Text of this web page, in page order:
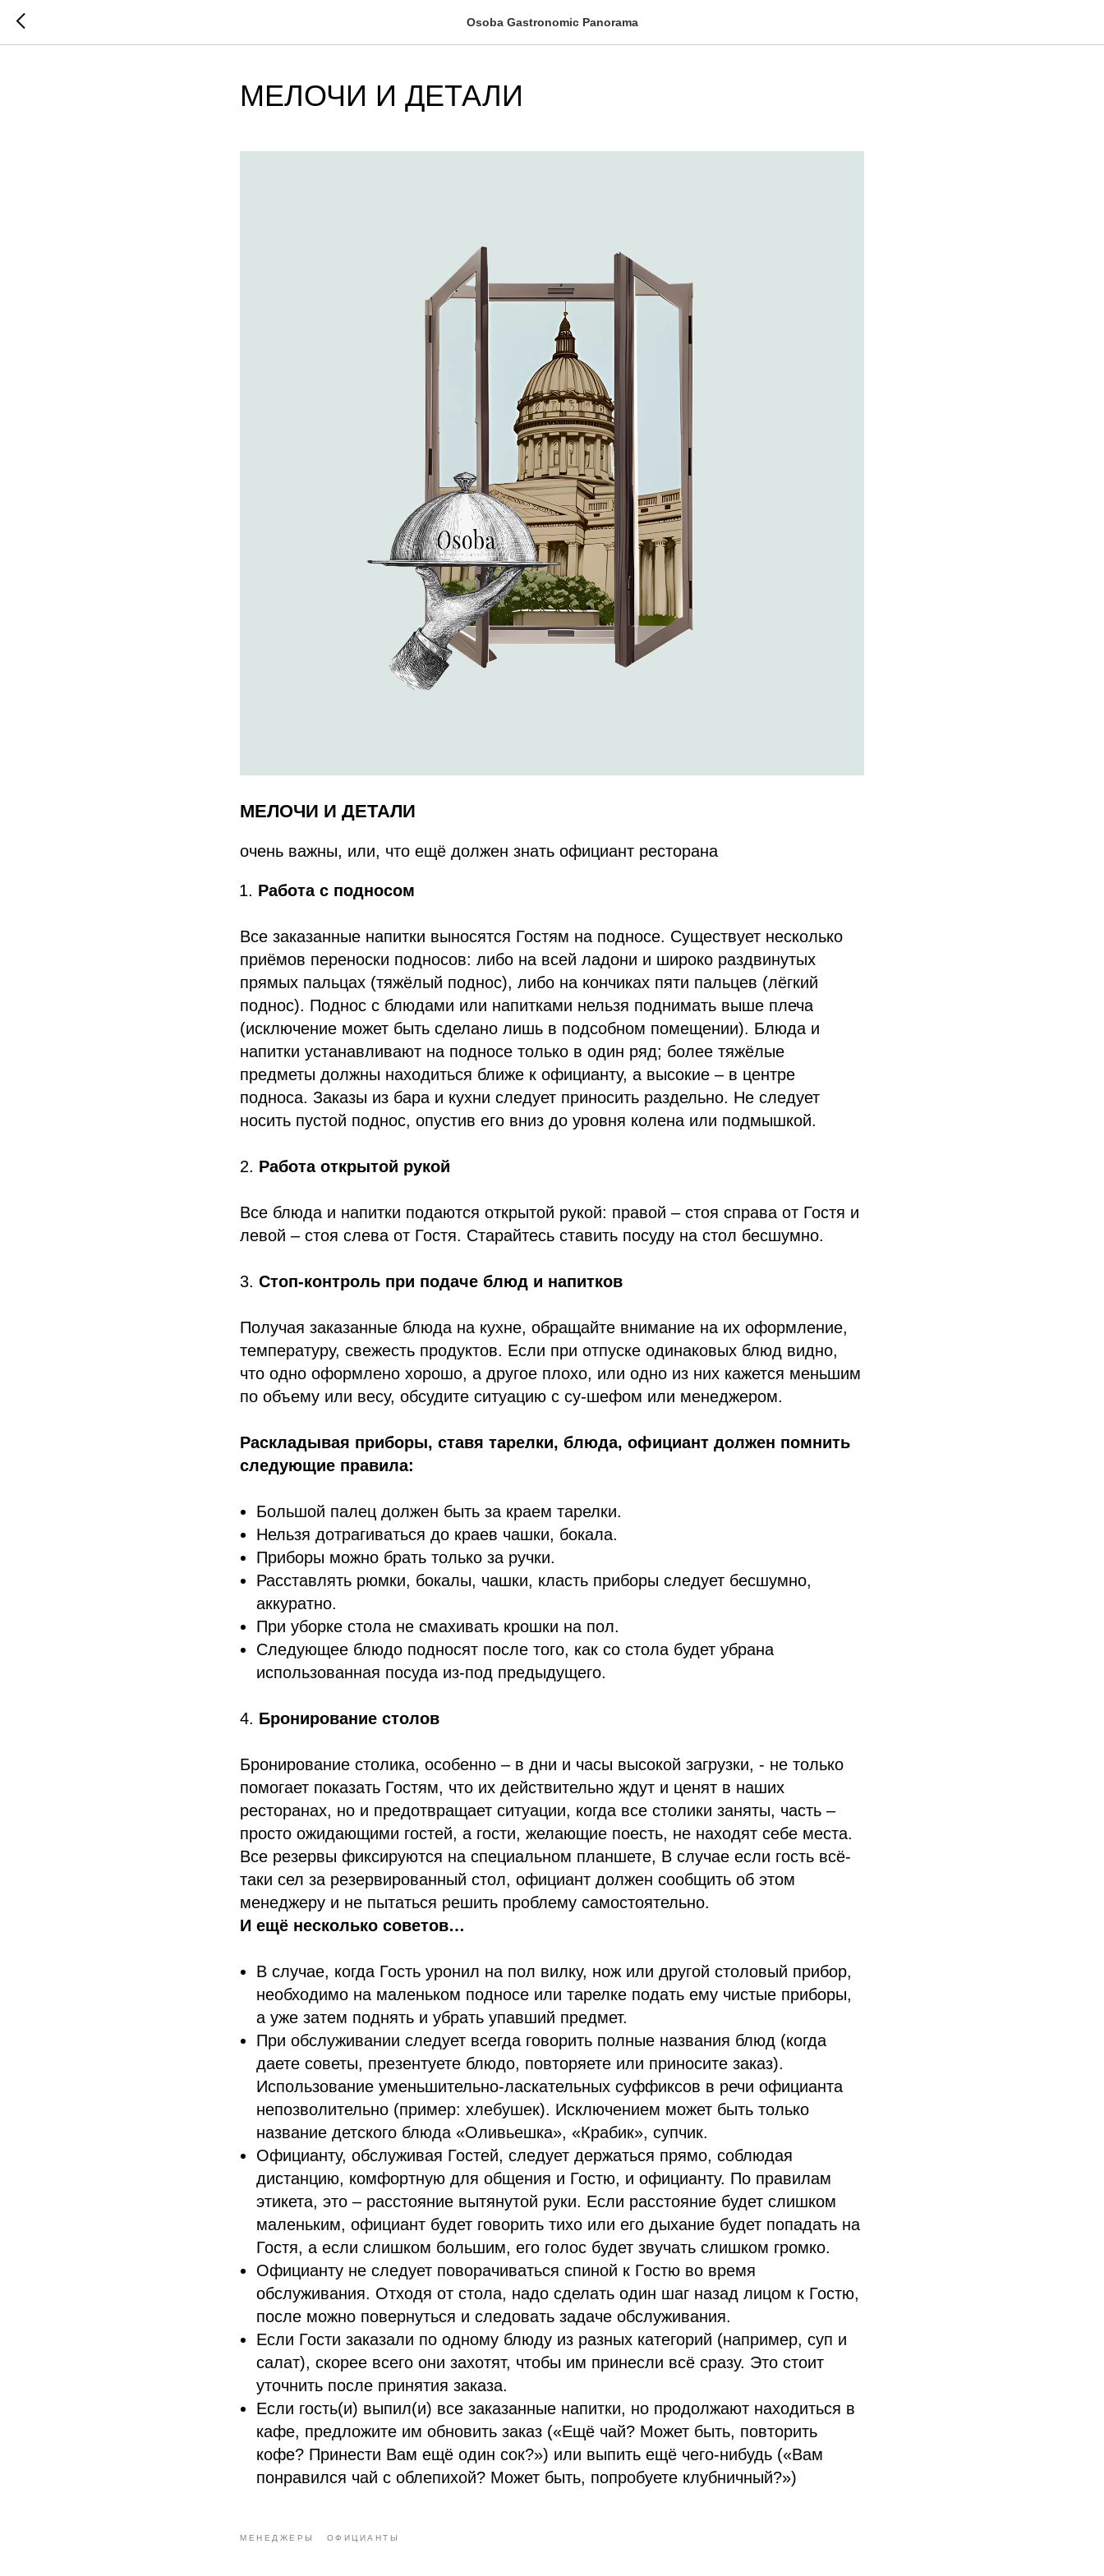
Osoba Gastronomic Panorama
МЕЛОЧИ И ДЕТАЛИ
МЕЛОЧИ И ДЕТАЛИ
очень важны, или, что ещё должен знать официант ресторана
Работа с подносом
Все заказанные напитки выносятся Гостям на подносе. Существует несколько
приёмов переноски подносов: либо на всей ладони и широко раздвинутых
прямых пальцах (тяжёлый поднос), либо на кончиках пяти пальцев (лёгкий
поднос). Поднос с блюдами или напитками нельзя поднимать выше плеча
(исключение может быть сделано лишь в подсобном помещении). Блюда и
напитки устанавливают на подносе только в один ряд; более тяжёлые
предметы должны находиться ближе к официанту, а высокие – в центре
подноса. Заказы из бара и кухни следует приносить раздельно. Не следует
носить пустой поднос, опустив его вниз до уровня колена или подмышкой.
2. Работа открытой рукой
Все блюда и напитки подаются открытой рукой: правой – стоя справа от Гостя и
левой – стоя слева от Гостя. Старайтесь ставить посуду на стол бесшумно.
3. Стоп-контроль при подаче блюд и напитков
Получая заказанные блюда на кухне, обращайте внимание на их оформление,
температуру, свежесть продуктов. Если при отпуске одинаковых блюд видно,
что одно оформлено хорошо, а другое плохо, или одно из них кажется меньшим
по объему или весу, обсудите ситуацию с су-шефом или менеджером.
Раскладывая приборы, ставя тарелки, блюда, официант должен помнить
следующие правила:
Большой палец должен быть за краем тарелки.
Нельзя дотрагиваться до краев чашки, бокала.
Приборы можно брать только за ручки.
Расставлять рюмки, бокалы, чашки, класть приборы следует бесшумно,
аккуратно.
При уборке стола не смахивать крошки на пол.
Следующее блюдо подносят после того, как со стола будет убрана
использованная посуда из-под предыдущего.
4. Бронирование столов
Бронирование столика, особенно – в дни и часы высокой загрузки, - не только
помогает показать Гостям, что их действительно ждут и ценят в наших
ресторанах, но и предотвращает ситуации, когда все столики заняты, часть –
просто ожидающими гостей, а гости, желающие поесть, не находят себе места.
Все резервы фиксируются на специальном планшете, В случае если гость всё-
таки сел за резервированный стол, официант должен сообщить об этом
менеджеру и не пытаться решить проблему самостоятельно.
И ещё несколько советов…
В случае, когда Гость уронил на пол вилку, нож или другой столовый прибор,
необходимо на маленьком подносе или тарелке подать ему чистые приборы,
а уже затем поднять и убрать упавший предмет.
При обслуживании следует всегда говорить полные названия блюд (когда
даете советы, презентуете блюдо, повторяете или приносите заказ).
Использование уменьшительно-ласкательных суффиксов в речи официанта
непозволительно (пример: хлебушек). Исключением может быть только
название детского блюда «Оливьешка», «Крабик», супчик.
Официанту, обслуживая Гостей, следует держаться прямо, соблюдая
дистанцию, комфортную для общения и Гостю, и официанту. По правилам
этикета, это – расстояние вытянутой руки. Если расстояние будет слишком
маленьким, официант будет говорить тихо или его дыхание будет попадать на
Гостя, а если слишком большим, его голос будет звучать слишком громко.
Официанту не следует поворачиваться спиной к Гостю во время
обслуживания. Отходя от стола, надо сделать один шаг назад лицом к Гостю,
после можно повернуться и следовать задаче обслуживания.
Если Гости заказали по одному блюду из разных категорий (например, суп и
салат), скорее всего они захотят, чтобы им принесли всё сразу. Это стоит
уточнить после принятия заказа.
Если гость(и) выпил(и) все заказанные напитки, но продолжают находиться в
кафе, предложите им обновить заказ («Ещё чай? Может быть, повторить
кофе? Принести Вам ещё один сок?») или выпить ещё чего-нибудь («Вам
понравился чай с облепихой? Может быть, попробуете клубничный?»)
МЕНЕДЖЕРЫ ОФИЦИАНТЫ